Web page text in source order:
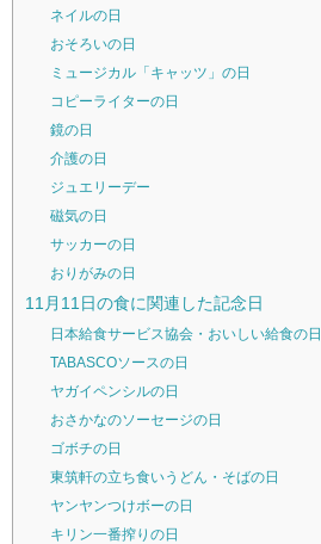
ネイルの日
おそろいの日
ミュージカル「キャッツ」の日
コピーライターの日
鏡の日
介護の日
ジュエリーデー
磁気の日
サッカーの日
おりがみの日
11月11日の食に関連した記念日
日本給食サービス協会・おいしい給食の日
TABASCOソースの日
ヤガイペンシルの日
おさかなのソーセージの日
ゴボチの日
東筑軒の立ち食いうどん・そばの日
ヤンヤンつけボーの日
キリン一番搾りの日